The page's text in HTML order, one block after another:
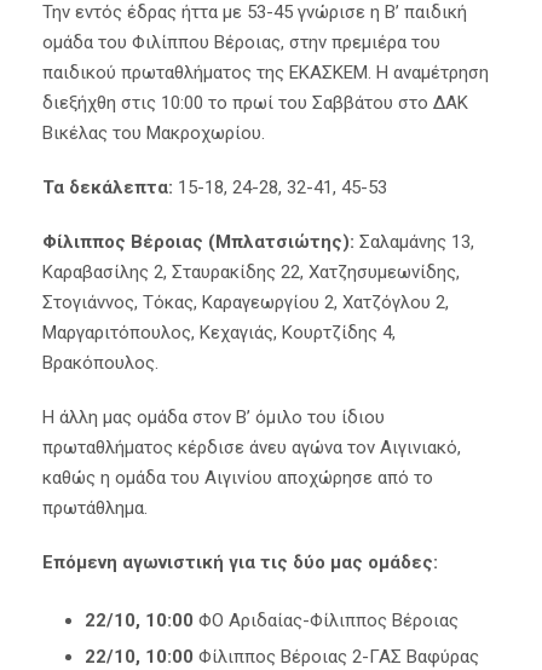
Την εντός έδρας ήττα με 53-45 γνώρισε η Β’ παιδική
ομάδα του Φιλίππου Βέροιας, στην πρεμιέρα του
παιδικού πρωταθλήματος της ΕΚΑΣΚΕΜ. Η αναμέτρηση
διεξήχθη στις 10:00 το πρωί του Σαββάτου στο ΔΑΚ
Βικέλας του Μακροχωρίου.
Τα δεκάλεπτα: 15-18, 24-28, 32-41, 45-53
Φίλιππος Βέροιας (Μπλατσιώτης): Σαλαμάνης 13,
Καραβασίλης 2, Σταυρακίδης 22, Χατζησυμεωνίδης,
Στογιάννος, Τόκας, Καραγεωργίου 2, Χατζόγλου 2,
Μαργαριτόπουλος, Κεχαγιάς, Κουρτζίδης 4,
Βρακόπουλος.
Η άλλη μας ομάδα στον Β’ όμιλο του ίδιου
πρωταθλήματος κέρδισε άνευ αγώνα τον Αιγινιακό,
καθώς η ομάδα του Αιγινίου αποχώρησε από το
πρωτάθλημα.
Επόμενη αγωνιστική για τις δύο μας ομάδες:
22/10, 10:00 ΦΟ Αριδαίας-Φίλιππος Βέροιας
22/10, 10:00 Φίλιππος Βέροιας 2-ΓΑΣ Βαφύρας